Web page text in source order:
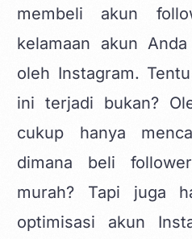
membeli akun
kelamaan akun
oleh Instagram.
ini terjadi bukan?
cukup hanya
dimana beli
murah? Tapi juga
optimisasi akun